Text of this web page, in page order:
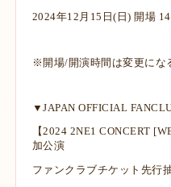
2024年12月15日(日) 開場
※開場/開演時間は変更にな
▼JAPAN OFFICIAL
【2024 2NE1 CONCERT
加公演
ファンクラブチケット先行